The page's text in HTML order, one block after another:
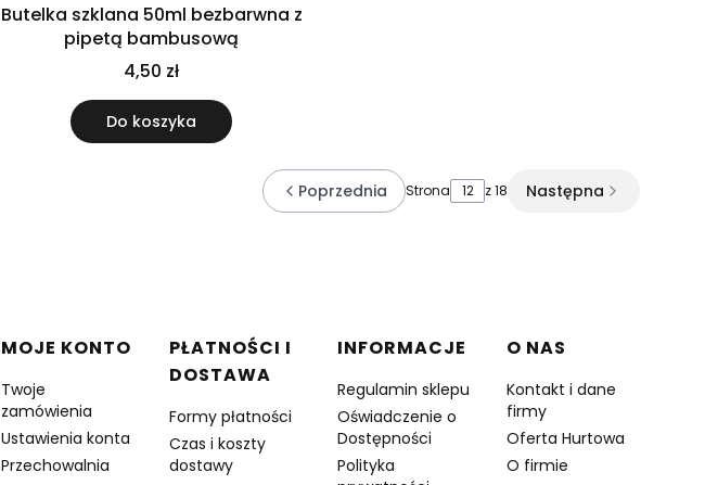
Butelka szklana 50ml bezbarwna z
pipetą bambusową
4,50 zł
Do koszyka
Poprzednia Strona z 18 Następna
MOJE KONTO
Twoje
zamówienia
Ustawienia konta
Przechowalnia
PŁATNOŚCI I
DOSTAWA
Formy płatności
Czas i koszty
dostawy
INFORMACJE
Regulamin sklepu
Oświadczenie o
Dostępności
Polityka
O NAS
Kontakt i dane
firmy
Oferta Hurtowa
O firmie